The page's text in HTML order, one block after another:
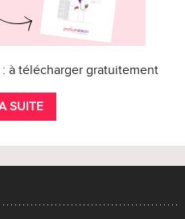
à télécharger gratuitement
SUITE